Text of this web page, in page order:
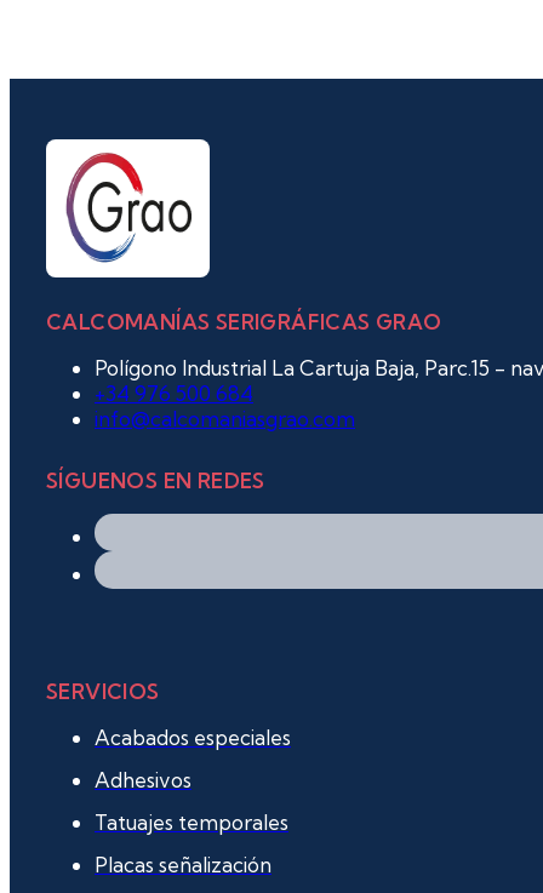
CALCOMANÍAS SERIGRÁFICAS GRAO
Polígono Industrial La Cartuja Baja, Parc.15 -
+34 976 500 684
info@calcomaniasgrao.com
SÍGUENOS EN REDES
SERVICIOS
Acabados especiales
Adhesivos
Tatuajes temporales
Placas señalización